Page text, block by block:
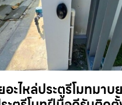
ะไหล่ประตูรีโมทมาบ